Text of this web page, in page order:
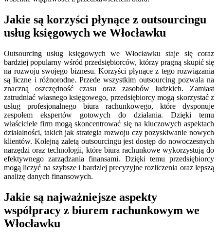
Jakie są korzyści płynące z outsourcingu
usług księgowych we Włocławku
Outsourcing usług księgowych we Włocławku staje się coraz
bardziej popularny wśród przedsiębiorców, którzy pragną skupić się
na rozwoju swojego biznesu. Korzyści płynące z tego rozwiązania
są liczne i różnorodne. Przede wszystkim outsourcing pozwala na
znaczną oszczędność czasu oraz zasobów ludzkich. Zamiast
zatrudniać własnego księgowego, przedsiębiorcy mogą skorzystać z
usług profesjonalnego biura rachunkowego, które dysponuje
zespołem ekspertów gotowych do działania. Dzięki temu
właściciele firm mogą skoncentrować się na kluczowych aspektach
działalności, takich jak strategia rozwoju czy pozyskiwanie nowych
klientów. Kolejną zaletą outsourcingu jest dostęp do nowoczesnych
narzędzi oraz technologii, które biura rachunkowe wykorzystują do
efektywnego zarządzania finansami. Dzięki temu przedsiębiorcy
mogą liczyć na szybsze i bardziej precyzyjne rozliczenia oraz lepszą
analizę danych finansowych.
Jakie są najważniejsze aspekty
współpracy z biurem rachunkowym we
Włocławku